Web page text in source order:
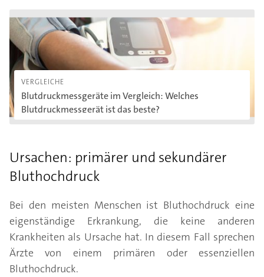
VERGLEICHE
Blutdruckmessgeräte im Vergleich: Welches
Blutdruckmessgerät ist das beste?
Blutdruckmessgeräte im Vergleich: Welches
Ursachen: primärer und sekundärer
Bluthochdruck
Bei den meisten Menschen ist Bluthochdruck eine
eigenständige Erkrankung, die keine anderen
Krankheiten als Ursache hat. In diesem Fall sprechen
Ärzte von einem primären oder essenziellen
Bluthochdruck.